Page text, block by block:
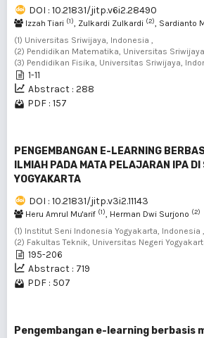
DOI : 10.21831/jitp.v6i2.28490
Izzah Tiari (1), Zulkardi Zulkardi (2), Sardianto
(1) Universitas Sriwijaya, Indonesia ,
(2) Pendidikan Matematika, Universitas
(3) Pendidikan Fisika, Universitas Sriwijaya,
1-11
Abstract : 288
PDF : 157
PENGEMBANGAN E-LEARNING
ILMIAH PADA MATA PELAJARAN IPA DI
YOGYAKARTA
DOI : 10.21831/jitp.v3i2.11143
Heru Amrul Mu'arif (1), Herman Dwi Surjono (2)
(1) Institut Seni Indonesia Yogyakarta, Indonesia ,
(2) Fakultas Teknik, Universitas Negeri
195-206
Abstract : 719
PDF : 507
Pengembangan e-learning berbasis